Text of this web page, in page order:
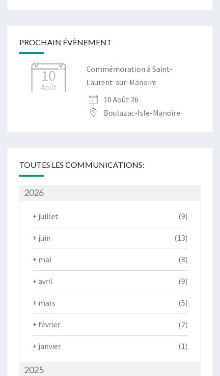
PROCHAIN ÉVÈNEMENT
10
Août
Commémoration à Saint-
Laurent-sur-Manoire
10 Août 26
Boulazac-Isle-Manoire
TOUTES LES COMMUNICATIONS:
2026
+ juillet (9)
+ juin (13)
+ mai (8)
+ avril (9)
+ mars (5)
+ février (2)
+ janvier (1)
2025